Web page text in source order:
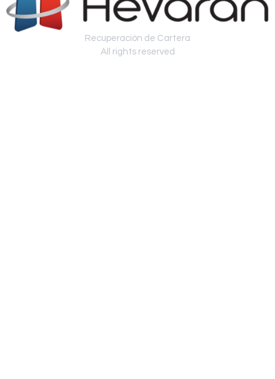
Recuperación de Cartera
All rights reserved